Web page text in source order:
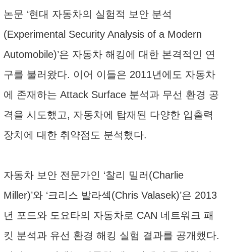
논문 ‘현대 자동차의 실험적 보안 분석
(Experimental Security Analysis of a Modern
Automobile)’은 자동차 해킹에 대한 본격적인 연
구를 불러왔다. 이어 이들은 2011년에도 자동차
에 존재하는 Attack Surface 분석과 무선 환경 공
격을 시도했고, 자동차에 탑재된 다양한 입출력
장치에 대한 취약점도 분석했다.
자동차 보안 전문가인 ‘찰리 밀러(Charlie
Miller)’와 ‘크리스 발라섹(Chris Valasek)’은 2013
년 포드와 도요타의 자동차로 CAN 네트워크 패
킷 분석과 유선 환경 해킹 실험 결과를 공개했다.